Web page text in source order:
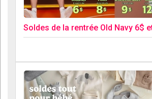
Soldes de la rentrée Old Navy 6$